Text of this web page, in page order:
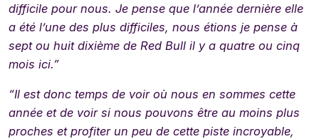
difficile pour nous. Je pense que l’année dernière elle
a été l’une des plus difficiles, nous étions je pense à
sept ou huit dixième de Red Bull il y a quatre ou cinq
mois ici.”
“Il est donc temps de voir où nous en sommes cette
année et de voir si nous pouvons être au moins plus
proches et profiter un peu de cette piste incroyable,